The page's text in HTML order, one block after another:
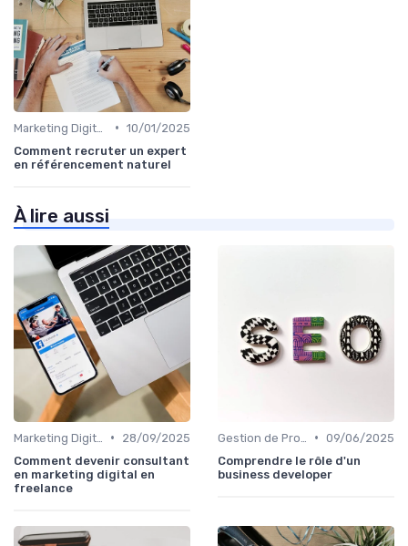
• 10/01/2025
Comment recruter un expert
en référencement naturel
À lire aussi
•
28/09/2025
Comment devenir consultant
en marketing digital en
freelance
• 09/06/2025
Comprendre le rôle d'un
business developer